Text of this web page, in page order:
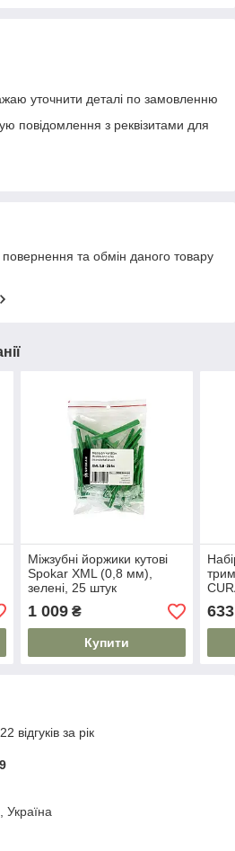
уточнити деталі по замовленню
повідомлення з реквізитами для
та обмін даного товару
Міжзубні йоржики кутові
Spokar ХМL (0,8 мм),
зелені, 25 штук
1 009₴
Купити
633
відгуків за рік
Україна